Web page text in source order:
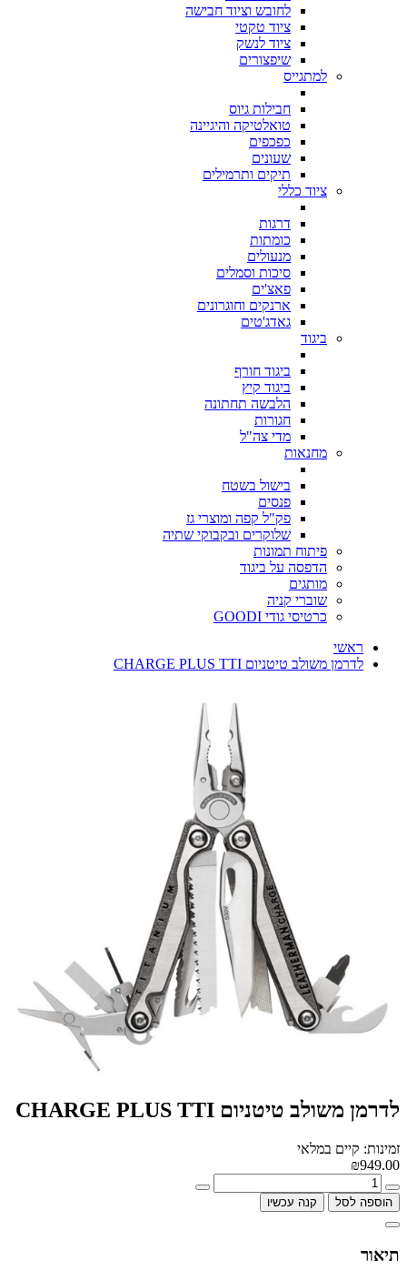
לחובש וציוד חבישה
ציוד טקטי
ציוד לנשק
שיפצורים
למתגייס
חבילות גיוס
טואלטיקה והיגיינה
כפכפים
שעונים
תיקים ותרמילים
ציוד כללי
דרגות
כומתות
מנעולים
סיכות וסמלים
פאצ'ים
ארנקים וחוגרונים
גאדג'טים
ביגוד
ביגוד חורף
ביגוד קיץ
הלבשה תחתונה
חגורות
מדי צה"ל
מחנאות
בישול בשטח
פנסים
פק"ל קפה ומוצרי גז
שלוקרים ובקבוקי שתיה
פיתוח תמונות
הדפסה על ביגוד
מותגים
שוברי קניה
כרטיסי גודי GOODI
ראשי
לדרמן משולב טיטניום CHARGE PLUS TTI
לדרמן משולב טיטניום CHARGE PLUS TTI
זמינות: קיים במלאי
₪949.00
הוספה לסל קנה עכשיו
תיאור